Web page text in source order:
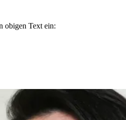
obigen Text ein: